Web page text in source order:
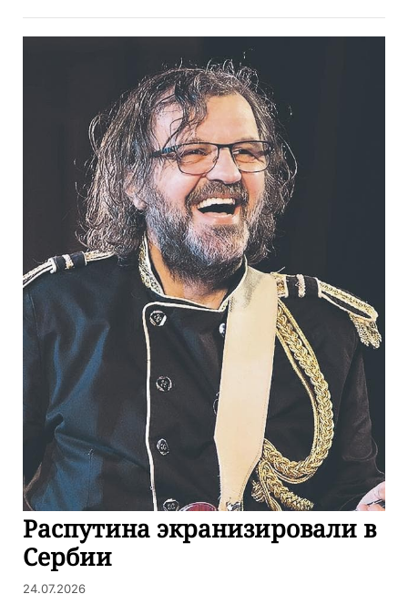
Распутина экранизировали в
Сербии
24.07.2026